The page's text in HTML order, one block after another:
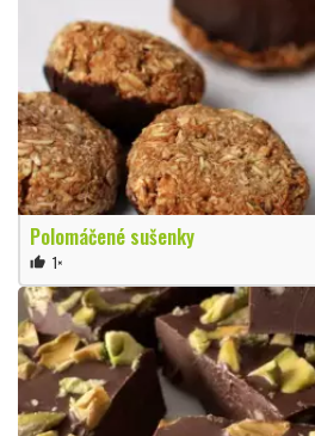
Polomáčené sušenky
thumb_up 1×